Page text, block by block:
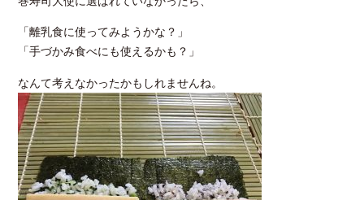
「離乳食に使ってみようかな？」
「手づかみ食べにも使えるかも？」
なんて考えなかったかもしれませんね。